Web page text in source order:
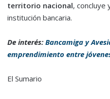
territorio nacional, concluye
institución bancaria.
De interés: Bancamiga y
emprendimiento entre
El Sumario